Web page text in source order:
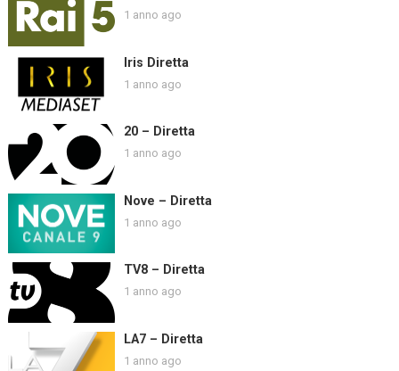
1 anno ago
Iris Diretta
1 anno ago
20 – Diretta
1 anno ago
Nove – Diretta
1 anno ago
TV8 – Diretta
1 anno ago
LA7 – Diretta
1 anno ago